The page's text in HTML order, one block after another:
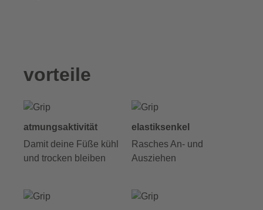
vorteile
atmungsaktivität
Damit deine Füße kühl
und trocken bleiben
elastiksenkel
Rasches An- und
Ausziehen